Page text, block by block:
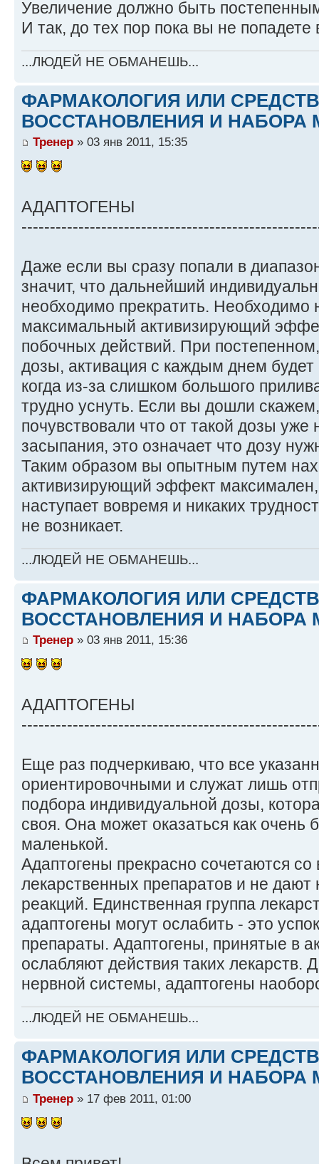
Увеличение должно быть
И так, до тех пор пока вы не попадете
...ЛЮДЕЙ НЕ ОБМАНЕШЬ...
ФАРМАКОЛОГИЯ ИЛИ
ВОССТАНОВЛЕНИЯ И НАБОРА
Тренер » 03 янв 2011, 15:35
АДАПТОГЕНЫ
Даже если вы сразу попали в
значит, что дальнейший
необходимо прекратить.
максимальный активизирующий
побочных действий. При
дозы, активация с каждым днем будет
когда из-за слишком большого
трудно уснуть. Если вы дошли
почувствовали что от такой дозы уже
засыпания, это означает что дозу
Таким образом вы опытным путем
активизирующий эффект
наступает вовремя и никаких
не возникает.
...ЛЮДЕЙ НЕ ОБМАНЕШЬ...
ФАРМАКОЛОГИЯ ИЛИ
ВОССТАНОВЛЕНИЯ И НАБОРА
Тренер » 03 янв 2011, 15:36
АДАПТОГЕНЫ
Еще раз подчеркиваю, что все
ориентировочными и служат лишь
подбора индивидуальной дозы,
своя. Она может оказаться как очень
маленькой.
Адаптогены прекрасно сочетаются
лекарственных препаратов и не дают
реакций. Единственная группа
адаптогены могут ослабить - это
препараты. Адаптогены, принятые в
ослабляют действия таких лекарств.
нервной системы, адаптогены
...ЛЮДЕЙ НЕ ОБМАНЕШЬ...
ФАРМАКОЛОГИЯ ИЛИ
ВОССТАНОВЛЕНИЯ И НАБОРА
Тренер » 17 фев 2011, 01:00